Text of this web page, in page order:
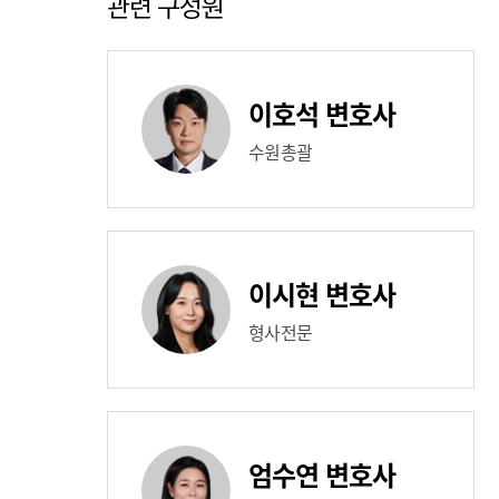
관련 구성원
이호석 변호사
수원총괄
이시현 변호사
형사전문
엄수연 변호사